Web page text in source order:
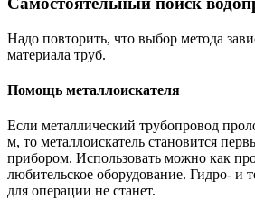
Надо повторить, что выбор метода
материала труб.
Помощь металлоискателя
Если металлический трубопровод
м, то металлоискатель становится
прибором. Использовать можно как
любительское оборудование. Гидро- и
для операции не станет.